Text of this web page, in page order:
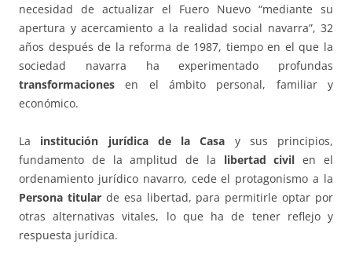
necesidad de actualizar el Fuero Nuevo “mediante su
apertura y acercamiento a la realidad social navarra”, 32
años después de la reforma de 1987, tiempo en el que la
sociedad navarra ha experimentado profundas
transformaciones en el ámbito personal, familiar y
económico.
La institución jurídica de la Casa y sus principios,
fundamento de la amplitud de la libertad civil en el
ordenamiento jurídico navarro, cede el protagonismo a la
Persona titularde esa libertad, para permitirle optar por
otras alternativas vitales, lo que ha de tener reflejo y
respuesta jurídica.